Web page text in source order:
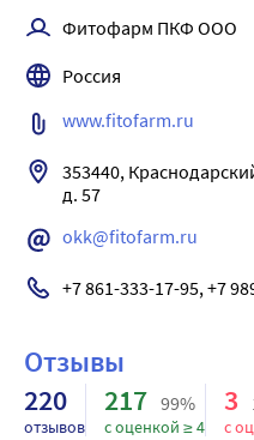
Фитофарм ПКФ ООО
Россия
www.fitofarm.ru
353440,
д. 57
okk@fitofarm.ru
+7 861-333-17-95, +7
Отзывы
220
отзывов
217 99%
с оценкой ≥ 4
3
с